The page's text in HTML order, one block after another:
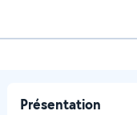
Présentation